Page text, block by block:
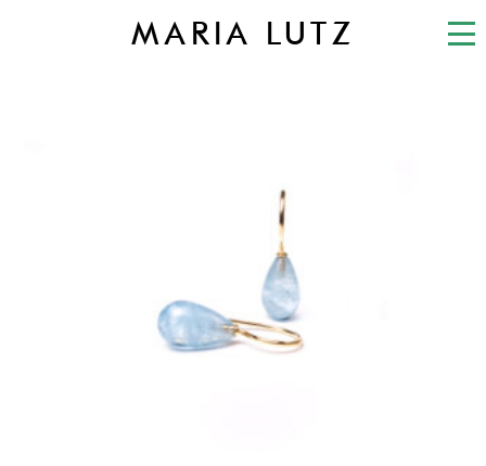
MARIA LUTZ